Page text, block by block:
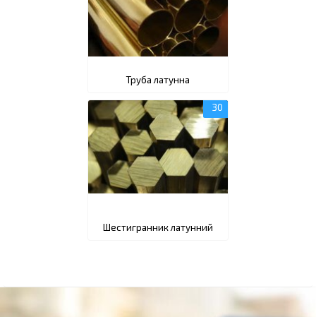
Труба латунна
Шестигранник латунний